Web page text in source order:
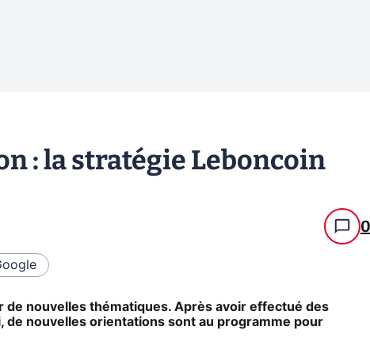
: la stratégie Leboncoin
0
de nouvelles thématiques. Après avoir effectué des
nouvelles orientations sont au programme pour